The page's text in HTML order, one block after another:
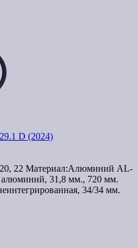
D (2024)
22 Материал:Алюминий AL-
31,8 мм., 720 мм.
34/34 мм.